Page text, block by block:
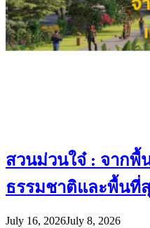
สวนม่วนใจ๋ : จากพื้
ธรรมชาติและพื้นที่
July 16, 2026July 8, 2026